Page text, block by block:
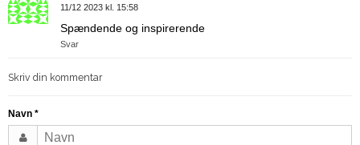
11/12 2023 kl. 15:58
Spændende og inspirerende
Svar
Skriv din kommentar
Navn *